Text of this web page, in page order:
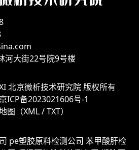
河大街22号院9号楼
北京微析技术研究院版权所有
京ICP备2023021606号-1
图（XML/TXT）
pe塑胶原料检测公司 苯甲酸肝检